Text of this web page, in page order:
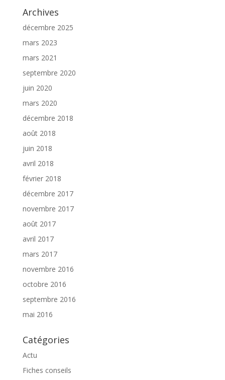
Archives
décembre 2025
mars 2023
mars 2021
septembre 2020
juin 2020
mars 2020
décembre 2018
août 2018
juin 2018
avril 2018
février 2018
décembre 2017
novembre 2017
août 2017
avril 2017
mars 2017
novembre 2016
octobre 2016
septembre 2016
mai 2016
Catégories
Actu
Fiches conseils